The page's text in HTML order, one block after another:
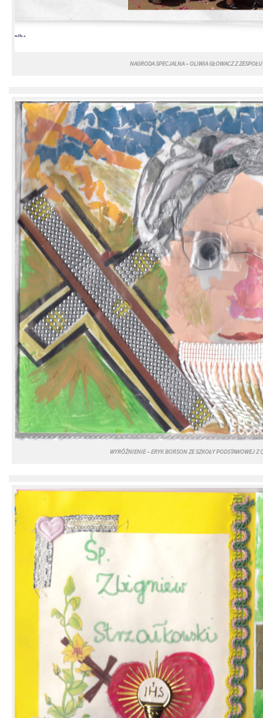
NAGRODA SPECJALNA – OLIWIA GŁOWACZ Z
WYRÓŻNIENIE – ERYK BORSON ZE SZKOŁY PODSTAWOWEJ